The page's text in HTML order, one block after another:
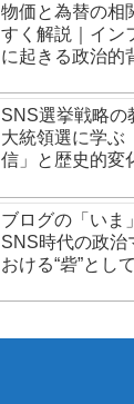
物価と為替の相
すく解説｜イン
に起きる政治的
SNS選挙戦略の
大統領選に学ぶ
信」と歴史的変
ブログの「いま
SNS時代の政治
おける“砦”とし